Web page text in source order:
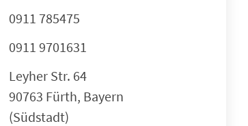
0911 785475
0911 9701631
Leyher Str. 64
90763 Fürth, Bayern
(Südstadt)